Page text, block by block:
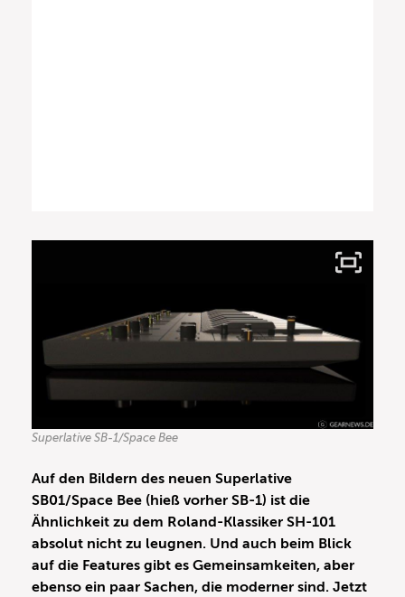
Superlative SB-1/Space Bee
Auf den Bildern des neuen Superlative
SB01/Space Bee (hieß vorher SB-1) ist die
Ähnlichkeit zu dem Roland-Klassiker SH-101
absolut nicht zu leugnen. Und auch beim Blick
auf die Features gibt es Gemeinsamkeiten, aber
ebenso ein paar Sachen, die moderner sind. Jetzt